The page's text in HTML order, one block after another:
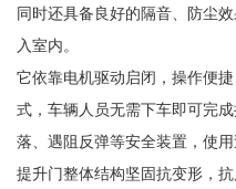
同时还具备良好的隔音、防尘
入室内。
它依靠电机驱动启闭，操作便
式，车辆人员无需下车即可完
落、遇阻反弹等安全装置，使
提升门整体结构坚固抗变形，